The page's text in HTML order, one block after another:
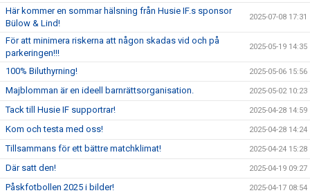
Här kommer en sommar hälsning från Husie IF.s sponsor
Bülow & Lind!
2025-07-08 17:31
För att minimera riskerna att någon skadas vid och på
parkeringen!!!
2025-05-19 14:35
100% Biluthyrning! 2025-05-06 15:56
Majblomman är en ideell barnrättsorganisation. 2025-05-02 10:23
Tack till Husie IF supportrar! 2025-04-28 14:59
Kom och testa med oss! 2025-04-28 14:24
Tillsammans för ett bättre matchklimat! 2025-04-24 15:28
Där satt den! 2025-04-19 09:27
Påskfotbollen 2025 i bilder! 2025-04-17 08:54